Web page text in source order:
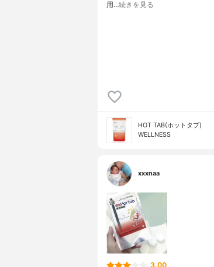
用…続きを見る
HOT TAB(ホットタブ)
WELLNESS
xxxnaa
3.00